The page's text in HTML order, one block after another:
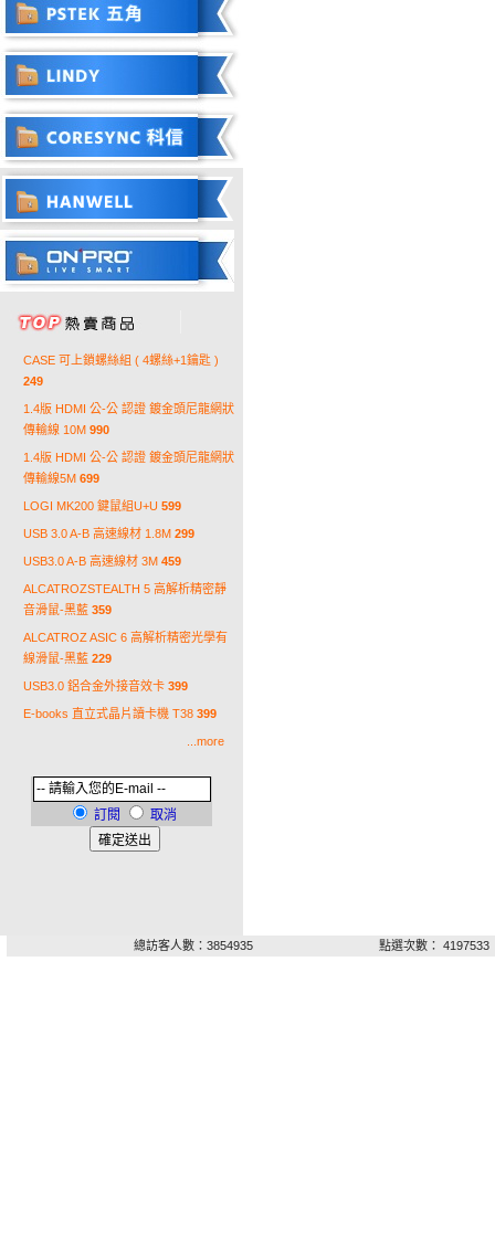
CASE 可上鎖螺絲組 ( 4螺絲+1鑰匙 )
249
1.4版 HDMI 公-公 認證 鍍金頭尼龍網狀
傳輸線 10M 990
1.4版 HDMI 公-公 認證 鍍金頭尼龍網狀
傳輸線5M 699
LOGI MK200 鍵鼠組U+U 599
USB 3.0 A-B 高速線材 1.8M 299
USB3.0 A-B 高速線材 3M 459
ALCATROZSTEALTH 5 高解析精密靜
音滑鼠-黑藍 359
ALCATROZ ASIC 6 高解析精密光學有
線滑鼠-黑藍 229
USB3.0 鋁合金外接音效卡 399
E-books 直立式晶片讀卡機 T38 399
...more
訂閱 取消
總訪客人數：3854935 點選次數： 4197533